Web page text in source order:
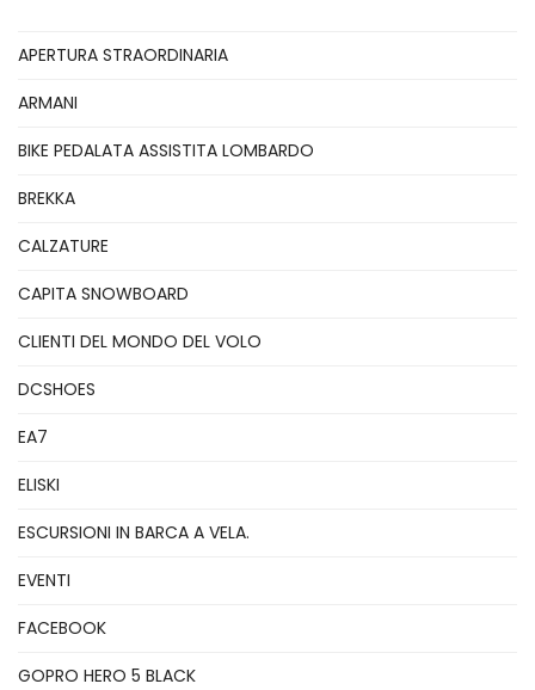
APERTURA STRAORDINARIA
ARMANI
BIKE PEDALATA ASSISTITA LOMBARDO
BREKKA
CALZATURE
CAPITA SNOWBOARD
CLIENTI DEL MONDO DEL VOLO
DCSHOES
EA7
ELISKI
ESCURSIONI IN BARCA A VELA.
EVENTI
FACEBOOK
GOPRO HERO 5 BLACK